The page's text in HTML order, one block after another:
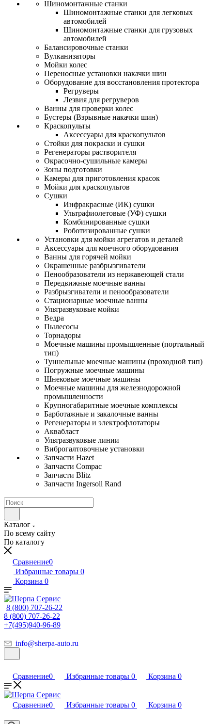
Шиномонтажные станки
Шиномонтажные станки для легковых
автомобилей
Шиномонтажные станки для грузовых
автомобилей
Балансировочные станки
Вулканизаторы
Мойки колес
Переносные установки накачки шин
Оборудование для восстановления протектора
Регруверы
Лезвия для регруверов
Ванны для проверки колес
Бустеры (Взрывные накачки шин)
Краскопульты
Аксессуары для краскопультов
Стойки для покраски и сушки
Регенераторы растворителя
Окрасочно-сушильные камеры
Зоны подготовки
Камеры для приготовления красок
Мойки для краскопультов
Сушки
Инфракрасные (ИК) сушки
Ультрафиолетовые (УФ) сушки
Комбинированные сушки
Роботизированные сушки
Установки для мойки агрегатов и деталей
Аксессуары для моечного оборудования
Ванны для горячей мойки
Окрашенные разбрызгиватели
Пенообразователи из нержавеющей стали
Передвижные моечные ванны
Разбрызгиватели и пенообразователи
Стационарные моечные ванны
Ультразвуковые мойки
Ведра
Пылесосы
Торнадоры
Моечные машины промышленные (портальный
тип)
Туннельные моечные машины (проходной тип)
Погружные моечные машины
Шнековые моечные машины
Моечные машины для железнодорожной
промышленности
Крупногабаритные моечные комплексы
Барботажные и закалочные ванны
Регенераторы и электрофлотаторы
Аквабласт
Ультразвуковые линии
Виброгалтовочные установки
Запчасти Hazet
Запчасти Compac
Запчасти Blitz
Запчасти Ingersoll Rand
Каталог
По всему сайту
По каталогу
Сравнение0
Избранные товары 0
Корзина 0
8 (800) 707-26-22
8 (800) 707-26-22
+7(495)940-96-89
info@sherpa-auto.ru
Сравнение0 Избранные товары 0 Корзина 0
Сравнение0 Избранные товары 0 Корзина 0